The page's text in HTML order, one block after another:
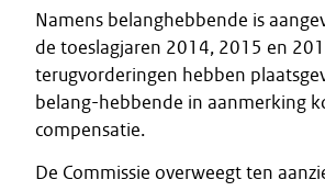
Namens belanghebbende is
de toeslagjaren 2014, 2015 en
terugvorderingen hebben
belang-hebbende in aanmerking
compensatie.
De Commissie overweegt ten